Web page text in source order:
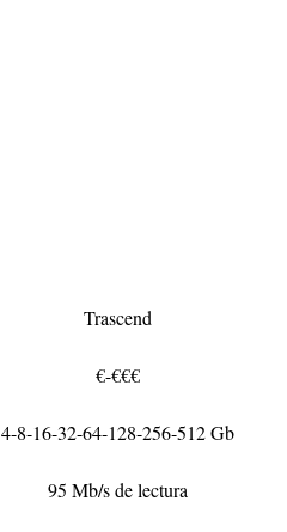
Trascend
€-€€€
4-8-16-32-64-128-256-512 Gb
95 Mb/s de lectura